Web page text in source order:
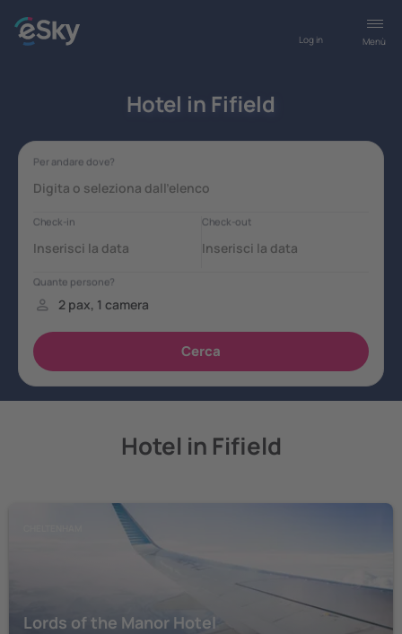
Menù
Log in
Hotel in Fifield
Hotel in Fifield
Lords of the Manor Hotel